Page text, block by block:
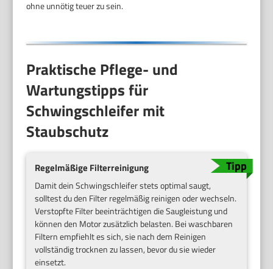
ohne unnötig teuer zu sein.
Praktische Pflege- und
Wartungstipps für
Schwingschleifer mit
Staubschutz
Regelmäßige Filterreinigung
Damit dein Schwingschleifer stets optimal saugt,
solltest du den Filter regelmäßig reinigen oder wechseln.
Verstopfte Filter beeinträchtigen die Saugleistung und
können den Motor zusätzlich belasten. Bei waschbaren
Filtern empfiehlt es sich, sie nach dem Reinigen
vollständig trocknen zu lassen, bevor du sie wieder
einsetzt.